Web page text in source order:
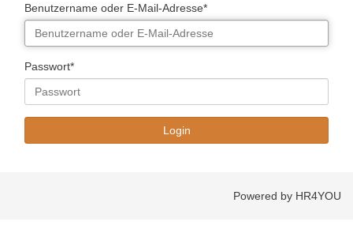
Benutzername oder E-Mail-Adresse*
Passwort*
Powered by HR4YOU